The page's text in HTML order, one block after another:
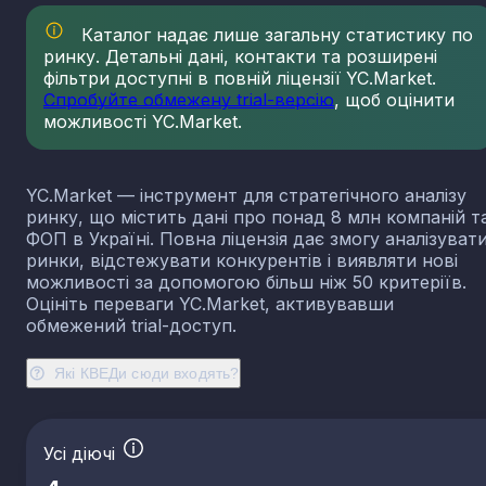
Які КВЕДи сюди входять?
Каталог надає лише загальну статистику по
ринку. Детальні дані, контакти та розширені
фільтри доступні в повній ліцензії YC.Market.
Спробуйте обмежену trial-версію, щоб оцінити
можливості YC.Market.
YC.Market — інструмент для стратегічного аналізу
ринку, що містить дані про понад 8 млн компаній
ФОП в Україні. Повна ліцензія дає змогу
ринки, відстежувати конкурентів і виявляти нові
можливості за допомогою більш ніж 50 критеріїв.
Оцініть переваги YC.Market, активувавши
обмежений trial-доступ.
Усі діючі
23.14 Виробництво скловолокна
23.19 Виробництво й оброблення інших скляних
у тому числі технічних
23.20 Виробництво вогнетривких виробів
23.31 Виробництво керамічних плиток і плит
виробів із випаленої глини
23.41
Виробництво господарських і декоративних
керамічних виробів
23.42 Виробництво керамічних санітарно-технічних
виробів
23.43 Виробництво керамічних електроізоляторів та
23.44 Виробництво інших керамічних виробів
призначення
23.51 Виробництво цементу